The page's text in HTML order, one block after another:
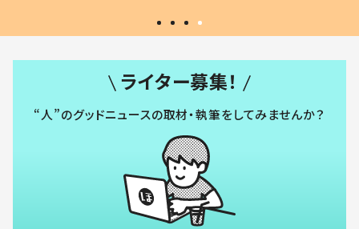
ライター募集！
“人”のグッドニュースの取材・執筆をしてみませんか？